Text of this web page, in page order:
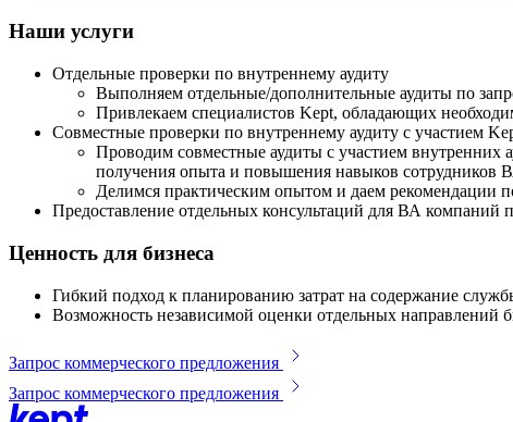
Наши услуги
Отдельные проверки по внутреннему аудиту
Выполняем отдельные/дополнительные аудиты по
Привлекаем специалистов Kept, обладающих
Совместные проверки по внутреннему аудиту с участием
Проводим совместные аудиты с участием внутренних
получения опыта и повышения навыков сотрудников
Делимся практическим опытом и даем рекомендации
Предоставление отдельных консультаций для ВА
Ценность для бизнеса
Гибкий подход к планированию затрат на содержание
Возможность независимой оценки отдельных направлений
Запрос коммерческого предложения
Запрос коммерческого предложения